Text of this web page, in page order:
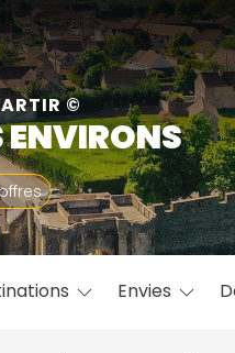
©
ENVIRONS
Envies
Fermer